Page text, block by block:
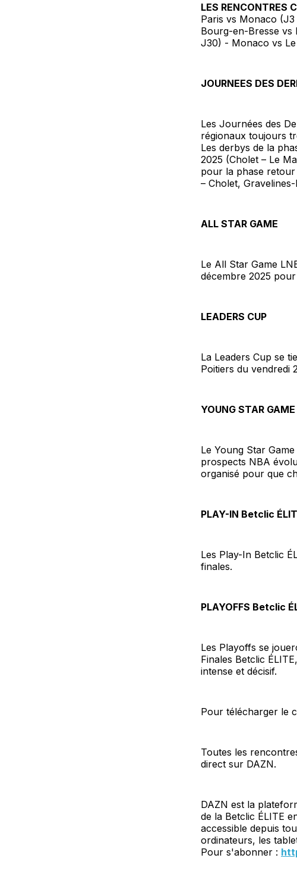
LES RENCONTRES
Paris vs Monaco
Bourg-en-Bresse vs
J30) - Monaco vs
JOURNEES DES
Les Journées des
régionaux toujours
Les derbys de la
2025 (Cholet – Le
pour la phase
– Cholet,
ALL STAR GAME
Le All Star Game
décembre 2025
LEADERS CUP
La Leaders Cup se
Poitiers du vendredi
YOUNG STAR GAME
Le Young Star
prospects NBA
organisé pour que
PLAY-IN Betclic
Les Play-In Betclic
finales.
PLAYOFFS Betclic
Les Playoffs se
Finales Betclic
intense et décisif.
Pour télécharger le
Toutes les
direct sur DAZN.
DAZN est la
de la Betclic ÉLITE
accessible depuis
ordinateurs, les
Pour s'abonner :